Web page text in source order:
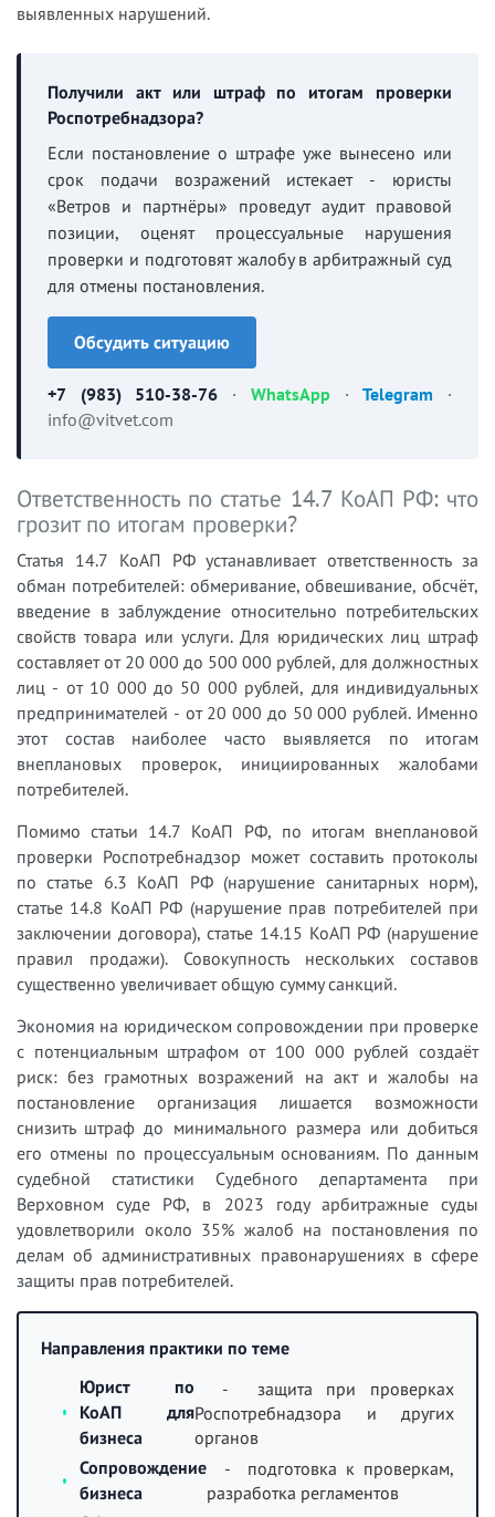
выявленных нарушений.
Получили акт или штраф по итогам проверки
Роспотребнадзора?
Если постановление о штрафе уже вынесено или
срок подачи возражений истекает - юристы
«Ветров и партнёры» проведут аудит правовой
позиции, оценят процессуальные нарушения
проверки и подготовят жалобу в арбитражный суд
для отмены постановления.
Обсудить ситуацию
+7 (983) 510-38-76 · WhatsApp ·Telegram ·
info@vitvet.com
Ответственность по статье 14.7 КоАП РФ: что
грозит по итогам проверки?
Статья 14.7 КоАП РФ устанавливает ответственность за
обман потребителей: обмеривание, обвешивание, обсчёт,
введение в заблуждение относительно потребительских
свойств товара или услуги. Для юридических лиц штраф
составляет от 20 000 до 500 000 рублей, для должностных
лиц - от 10 000 до 50 000 рублей, для индивидуальных
предпринимателей - от 20 000 до 50 000 рублей. Именно
этот состав наиболее часто выявляется по итогам
внеплановых проверок, инициированных жалобами
потребителей.
Помимо статьи 14.7 КоАП РФ, по итогам внеплановой
проверки Роспотребнадзор может составить протоколы
по статье 6.3 КоАП РФ (нарушение санитарных норм),
статье 14.8 КоАП РФ (нарушение прав потребителей при
заключении договора), статье 14.15 КоАП РФ (нарушение
правил продажи). Совокупность нескольких составов
существенно увеличивает общую сумму санкций.
Экономия на юридическом сопровождении при проверке
с потенциальным штрафом от 100 000 рублей создаёт
риск: без грамотных возражений на акт и жалобы на
постановление организация лишается возможности
снизить штраф до минимального размера или добиться
его отмены по процессуальным основаниям. По данным
судебной статистики Судебного департамента при
Верховном суде РФ, в 2023 году арбитражные суды
удовлетворили около 35% жалоб на постановления по
делам об административных правонарушениях в сфере
защиты прав потребителей.
Направления практики по теме
Юрист по
КоАП для
бизнеса
- защита при проверках
Роспотребнадзора и других
органов
Сопровождение
бизнеса
- подготовка к проверкам,
разработка регламентов